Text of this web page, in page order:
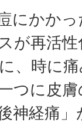
にかか
が再活
、時に
つに皮
神経痛